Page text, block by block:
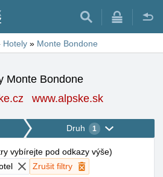
Hotely » Monte Bondone
Monte Bondone
www.alpske.sk
Druh 1
vybírejte pod odkazy výše)
Zrušit filtry